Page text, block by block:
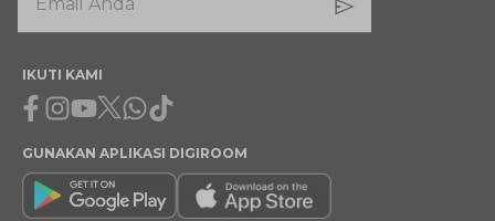
IKUTI KAMI
Facebook
Instagram
Youtube
X Whatsapp
Tiktok
GUNAKAN APLIKASI DIGIROOM